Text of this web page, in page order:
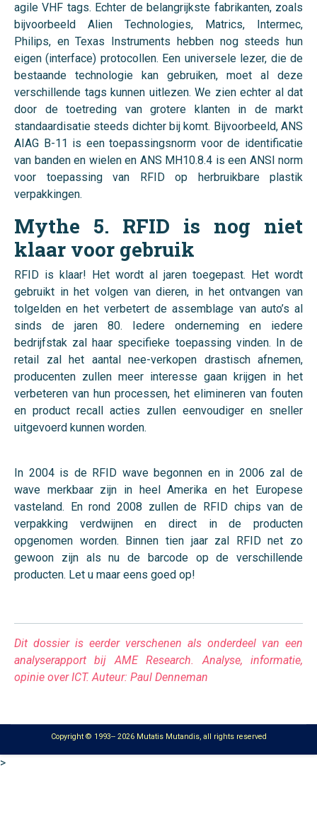
agile VHF tags. Echter de belangrijkste fabrikanten, zoals
bijvoorbeeld Alien Technologies, Matrics, Intermec,
Philips, en Texas Instruments hebben nog steeds hun
eigen (interface) protocollen. Een universele lezer, die de
bestaande technologie kan gebruiken, moet al deze
verschillende tags kunnen uitlezen. We zien echter al dat
door de toetreding van grotere klanten in de markt
standaardisatie steeds dichter bij komt. Bijvoorbeeld, ANS
AIAG B-11 is een toepassingsnorm voor de identificatie
van banden en wielen en ANS MH10.8.4 is een ANSI norm
voor toepassing van RFID op herbruikbare plastik
verpakkingen.
Mythe 5. RFID is nog niet
klaar voor gebruik
RFID is klaar! Het wordt al jaren toegepast. Het wordt
gebruikt in het volgen van dieren, in het ontvangen van
tolgelden en het verbetert de assemblage van auto’s al
sinds de jaren 80. Iedere onderneming en iedere
bedrijfstak zal haar specifieke toepassing vinden. In de
retail zal het aantal nee-verkopen drastisch afnemen,
producenten zullen meer interesse gaan krijgen in het
verbeteren van hun processen, het elimineren van fouten
en product recall acties zullen eenvoudiger en sneller
uitgevoerd kunnen worden.
In 2004 is de RFID wave begonnen en in 2006 zal de
wave merkbaar zijn in heel Amerika en het Europese
vasteland. En rond 2008 zullen de RFID chips van de
verpakking verdwijnen en direct in de producten
opgenomen worden. Binnen tien jaar zal RFID net zo
gewoon zijn als nu de barcode op de verschillende
producten. Let u maar eens goed op!
Dit dossier is eerder verschenen als onderdeel van een
analyserapport bij AME Research. Analyse, informatie,
opinie over ICT. Auteur: Paul Denneman
Copyright © 1993-- 2026 Mutatis Mutandis, all rights reserved
>